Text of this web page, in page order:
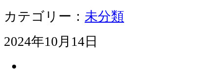
カテゴリー： 未分類
2024年10月14日